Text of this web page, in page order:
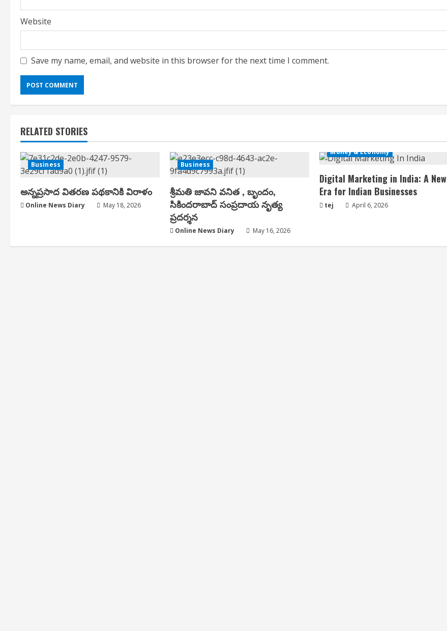
Website
Save my name, email, and website in this browser for the next time I comment.
RELATED STORIES
Business
అన్నప్రసాద వితరణ పథకానికి విరాళం
Online News Diary May 18, 2026
Business
శ్రీమతి జావని వనిత , బృందం,
సికిందరాబాద్ సంప్రదాయ నృత్య
ప్రదర్శన
Online News Diary May 16, 2026
Money & Economy
Digital Marketing in India: A New
Era for Indian Businesses
tej April 6, 2026